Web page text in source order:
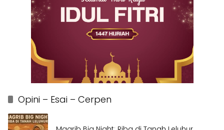
Opini – Esai – Cerpen